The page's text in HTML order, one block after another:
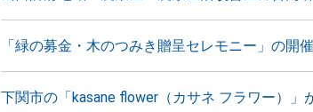
「緑の募金・木のつみき贈呈セレモニー」の開催
下関市の「kasane flower（カサネ フラワー）」